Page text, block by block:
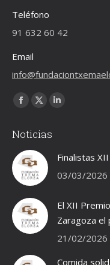
Teléfono
91 632 60 42
Email
Encuéntranos en:
Facebook
opens
in
new
window
X
opens
in
new
window
Linkedin
in
Noticias
Finalistas
03/03/2026
El XII
Zaragoza el
21/02/2026
Comida